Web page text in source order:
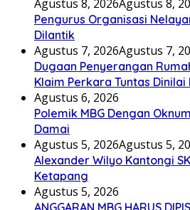
Agustus 8, 2026Agustus 8,
Pengurus Organisasi
Dilantik
Agustus 7, 2026Agustus 7,
Dugaan Penyerangan
Klaim Perkara Tuntas Dinilai
Agustus 6, 2026
Polemik MBG Dengan
Damai
Agustus 5, 2026Agustus 5,
Alexander Wilyo Kantongi
Ketapang
Agustus 5, 2026
ANGGARAN MBG HARUS